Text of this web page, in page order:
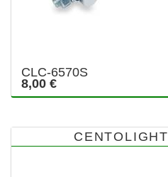
CLC-6570S
8,00 €
CENTOLIGHT